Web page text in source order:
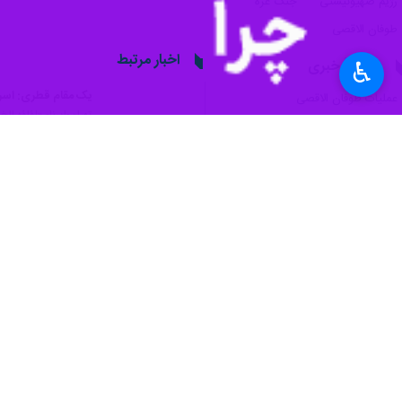
پروندهٔ خبری
عملیات طوفان الاقصی
اخبار مرتبط
تهران-ایرنا-
♿︎